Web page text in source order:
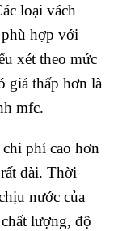
loại vách
hợp với
xét theo mức
giá thấp hơn là
mfc.
phí cao hơn
dài. Thời
nước của
lượng, độ